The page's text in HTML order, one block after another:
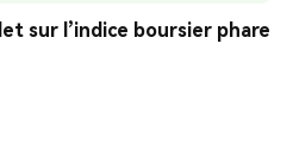
sur l’indice boursier phare